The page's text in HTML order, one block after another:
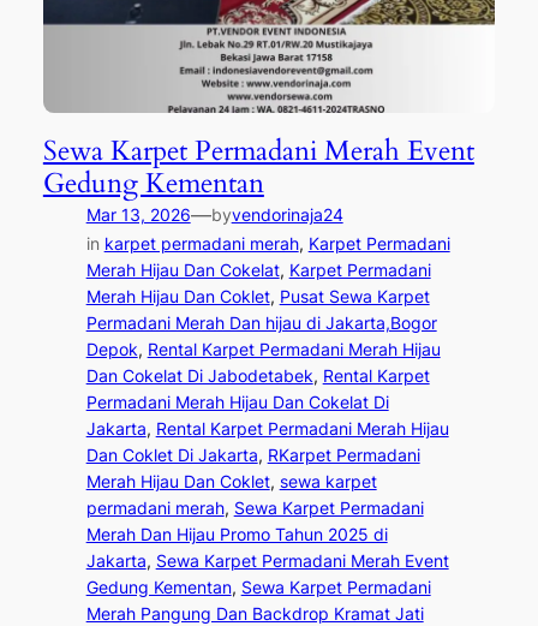
Sewa Karpet Permadani Merah Event
Gedung Kementan
Mar 13, 2026—byvendorinaja24
in karpet permadani merah, Karpet Permadani
Merah Hijau Dan Cokelat, Karpet Permadani
Merah Hijau Dan Coklet, Pusat Sewa Karpet
Permadani Merah Dan hijau di Jakarta,Bogor
Depok, Rental Karpet Permadani Merah Hijau
Dan Cokelat Di Jabodetabek, Rental Karpet
Permadani Merah Hijau Dan Cokelat Di
Jakarta, Rental Karpet Permadani Merah Hijau
Dan Coklet Di Jakarta, RKarpet Permadani
Merah Hijau Dan Coklet, sewa karpet
permadani merah, Sewa Karpet Permadani
Merah Dan Hijau Promo Tahun 2025 di
Jakarta, Sewa Karpet Permadani Merah Event
Gedung Kementan, Sewa Karpet Permadani
Merah Pangung Dan Backdrop Kramat Jati